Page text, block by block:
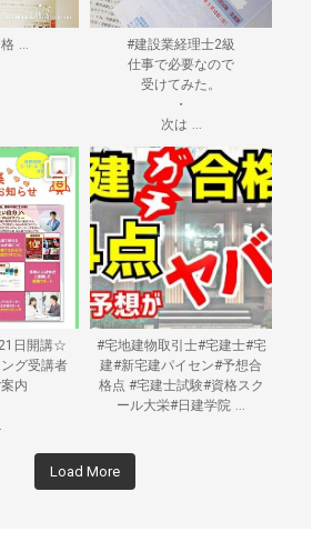
...
#建設業経理士2級
仕事で必要なので
受けてみた。
・
次は ...
日開講☆
グ受講者
内
#宅地建物取引士#宅建士#宅
建#新宅建パイセン#予想合
格点 #宅建士試験#資格スク
ール大栄#日建学院 ...
Load More